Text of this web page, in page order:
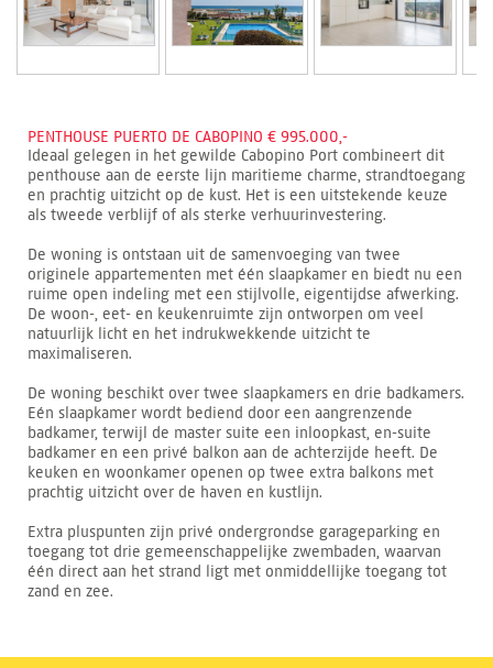
PENTHOUSE PUERTO DE CABOPINO € 995.000,-
Ideaal gelegen in het gewilde Cabopino Port combineert dit
penthouse aan de eerste lijn maritieme charme, strandtoegang
en prachtig uitzicht op de kust. Het is een uitstekende keuze
als tweede verblijf of als sterke verhuurinvestering.
De woning is ontstaan uit de samenvoeging van twee
originele appartementen met één slaapkamer en biedt nu een
ruime open indeling met een stijlvolle, eigentijdse afwerking.
De woon-, eet- en keukenruimte zijn ontworpen om veel
natuurlijk licht en het indrukwekkende uitzicht te
maximaliseren.
De woning beschikt over twee slaapkamers en drie badkamers.
Eén slaapkamer wordt bediend door een aangrenzende
badkamer, terwijl de master suite een inloopkast, en-suite
badkamer en een privé balkon aan de achterzijde heeft. De
keuken en woonkamer openen op twee extra balkons met
prachtig uitzicht over de haven en kustlijn.
Extra pluspunten zijn privé ondergrondse garageparking en
toegang tot drie gemeenschappelijke zwembaden, waarvan
één direct aan het strand ligt met onmiddellijke toegang tot
zand en zee.